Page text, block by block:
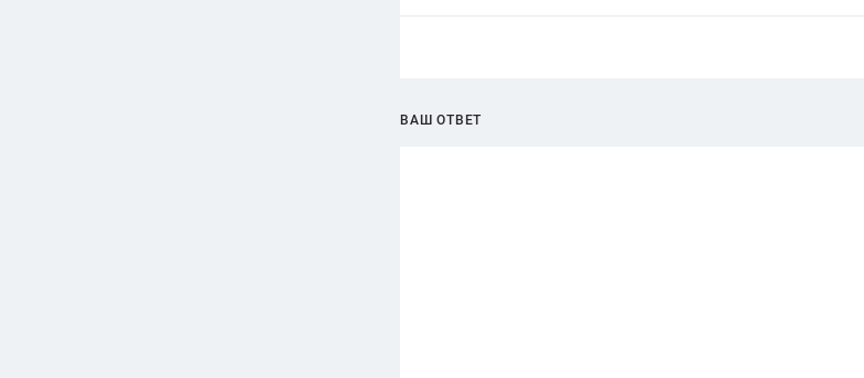
ВАШ ОТВЕТ